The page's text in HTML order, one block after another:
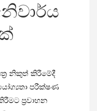
නිකුත් කිරීමේදී
පරීක්ෂණ
ප්‍රවාහන